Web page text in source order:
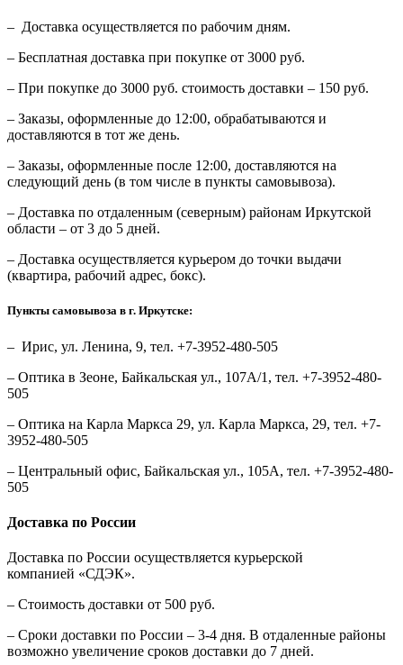
– Доставка осуществляется по рабочим дням.
– Бесплатная доставка при покупке от 3000 руб.
– При покупке до 3000 руб. стоимость доставки – 150 руб.
– Заказы, оформленные до 12:00, обрабатываются и
доставляются в тот же день.
– Заказы, оформленные после 12:00, доставляются на
следующий день (в том числе в пункты самовывоза).
– Доставка по отдаленным (северным) районам Иркутской
области – от 3 до 5 дней.
– Доставка осуществляется курьером до точки выдачи
(квартира, рабочий адрес, бокс).
Пункты самовывоза в г. Иркутске:
– Ирис, ул. Ленина, 9, тел. +7-3952-480-505
– Оптика в Зеоне, Байкальская ул., 107А/1, тел. +7-3952-480-
505
– Оптика на Карла Маркса 29, ул. Карла Маркса, 29, тел. +7-
3952-480-505
– Центральный офис, Байкальская ул., 105А, тел. +7-3952-480-
505
Доставка по России
Доставка по России осуществляется курьерской
компанией «СДЭК».
– Стоимость доставки от 500 руб.
– Сроки доставки по России – 3-4 дня. В отдаленные районы
возможно увеличение сроков доставки до 7 дней.